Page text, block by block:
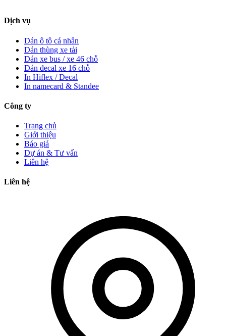
Dịch vụ
Dán ô tô cá nhân
Dán thùng xe tải
Dán xe bus / xe 46 chỗ
Dán decal xe 16 chỗ
In Hiflex / Decal
In namecard & Standee
Công ty
Trang chủ
Giới thiệu
Báo giá
Dự án & Tư vấn
Liên hệ
Liên hệ